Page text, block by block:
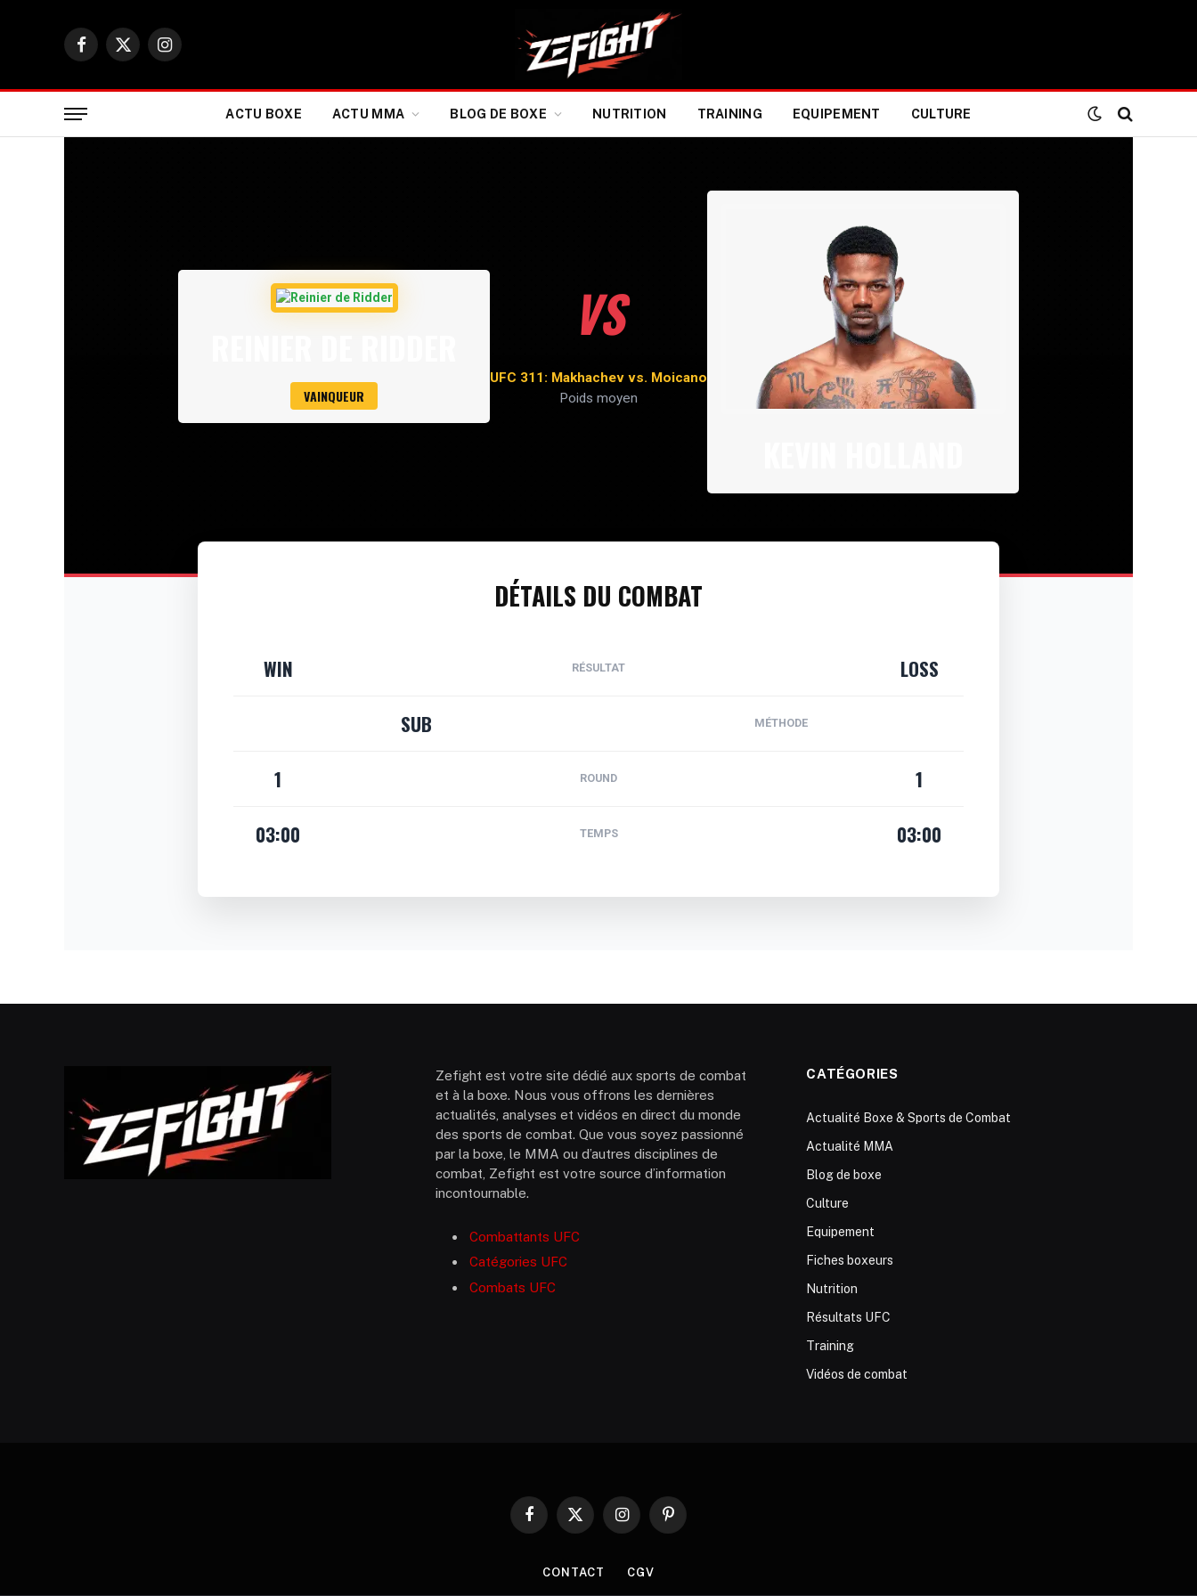
Facebook
X
Instagram
ACTU BOXE ACTU MMA BLOG DE BOXE NUTRITION TRAINING EQUIPEMENT CULTURE
VAINQUEUR
VS
UFC 311: Makhachev vs. Moicano
Poids moyen
DÉTAILS DU COMBAT
WIN RÉSULTAT
LOSS
SUB
MÉTHODE
1 ROUND
1
03:00
TEMPS 03:00
Zefight est votre site dédié aux sports de combat
et à la boxe. Nous vous offrons les dernières
actualités, analyses et vidéos en direct du monde
des sports de combat. Que vous soyez passionné
par la boxe, le MMA ou d’autres disciplines de
combat, Zefight est votre source d’information
incontournable.
Combattants UFC
Catégories UFC
Combats UFC
CATÉGORIES
Actualité Boxe & Sports de Combat
Actualité MMA
Blog de boxe
Culture
Equipement
Fiches boxeurs
Nutrition
Résultats UFC
Training
Vidéos de combat
Facebook
X
InstagramPinterest
CONTACT CGV